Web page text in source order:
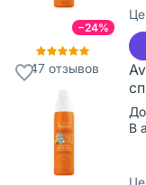
−24%
47отзывов
В